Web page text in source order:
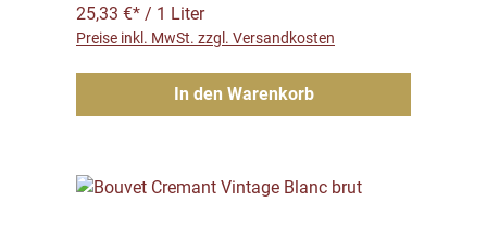
25,33 €* / 1 Liter
Preise inkl. MwSt. zzgl. Versandkosten
In den Warenkorb